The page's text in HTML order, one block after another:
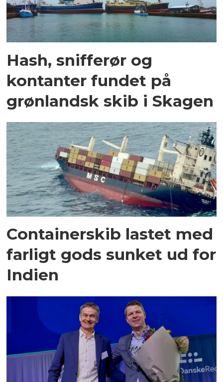
Hash, snifferør og
kontanter fundet på
grønlandsk skib i Skagen
Containerskib lastet med
farligt gods sunket ud for
Indien